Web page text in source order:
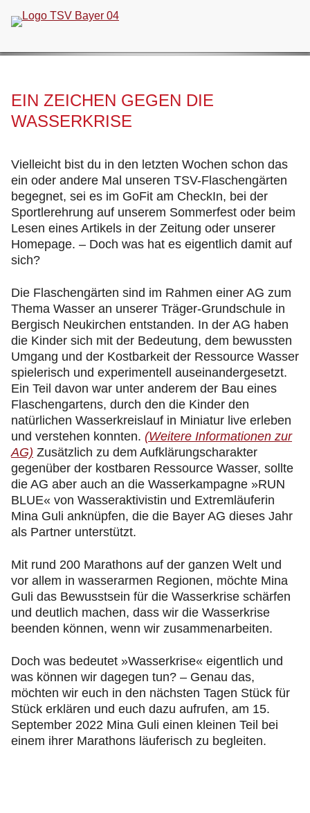
überspringen
EIN ZEICHEN GEGEN DIE
WASSERKRISE
Vielleicht bist du in den letzten Wochen schon das
ein oder andere Mal unseren TSV-Flaschengärten
begegnet, sei es im GoFit am CheckIn, bei der
Sportlerehrung auf unserem Sommerfest oder beim
Lesen eines Artikels in der Zeitung oder unserer
Homepage. – Doch was hat es eigentlich damit auf
sich?
Die Flaschengärten sind im Rahmen einer AG zum
Thema Wasser an unserer Träger-Grundschule in
Bergisch Neukirchen entstanden. In der AG haben
die Kinder sich mit der Bedeutung, dem bewussten
Umgang und der Kostbarkeit der Ressource Wasser
spielerisch und experimentell auseinandergesetzt.
Ein Teil davon war unter anderem der Bau eines
Flaschengartens, durch den die Kinder den
natürlichen Wasserkreislauf in Miniatur live erleben
und verstehen konnten. (Weitere Informationen zur
AG) Zusätzlich zu dem Aufklärungscharakter
gegenüber der kostbaren Ressource Wasser, sollte
die AG aber auch an die Wasserkampagne »RUN
BLUE« von Wasseraktivistin und Extremläuferin
Mina Guli anknüpfen, die die Bayer AG dieses Jahr
als Partner unterstützt.
Mit rund 200 Marathons auf der ganzen Welt und
vor allem in wasserarmen Regionen, möchte Mina
Guli das Bewusstsein für die Wasserkrise schärfen
und deutlich machen, dass wir die Wasserkrise
beenden können, wenn wir zusammenarbeiten.
Doch was bedeutet »Wasserkrise« eigentlich und
was können wir dagegen tun? – Genau das,
möchten wir euch in den nächsten Tagen Stück für
Stück erklären und euch dazu aufrufen, am 15.
September 2022 Mina Guli einen kleinen Teil bei
einem ihrer Marathons läuferisch zu begleiten.